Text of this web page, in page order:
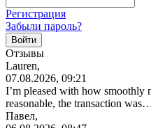
Регистрация
Забыли пароль?
Отзывы
Lauren,
07.08.2026, 09:21
I’m pleased with how smoothly
reasonable, the transaction
Павел,